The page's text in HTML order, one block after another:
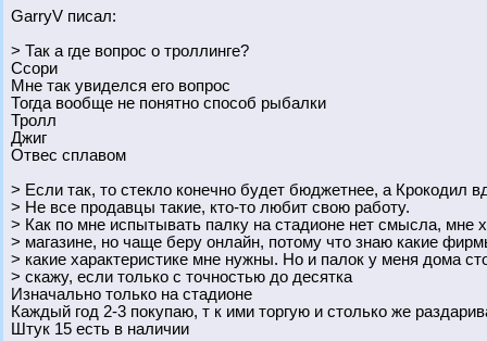
GarryV писал:
> Так а где вопрос о троллинге?
Ссори
Мне так увиделся его вопрос
Тогда вообще не понятно способ рыбалки
Тролл
Джиг
Отвес сплавом
> Если так, то стекло конечно будет бюджетнее, а Крокодил
> Не все продавцы такие, кто-то любит свою работу.
> Как по мне испытывать палку на стадионе нет смысла, мне
> магазине, но чаще беру онлайн, потому что знаю какие
> какие характеристике мне нужны. Но и палок у меня дома
> скажу, если только с точностью до десятка
Изначально только на стадионе
Каждый год 2-3 покупаю, т к ими торгую и столько же
Штук 15 есть в наличии